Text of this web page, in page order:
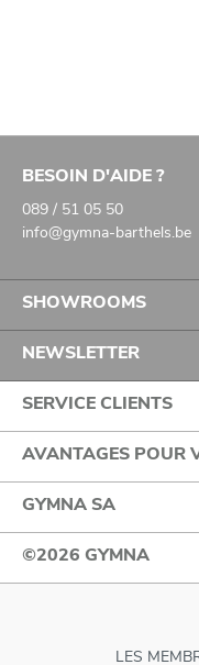
BESOIN D'AIDE ?
089 / 51 05 50
info@gymna-barthels.be
SHOWROOMS
NEWSLETTER
SERVICE CLIENTS
AVANTAGES POUR
GYMNA SA
©2026 GYMNA
LES